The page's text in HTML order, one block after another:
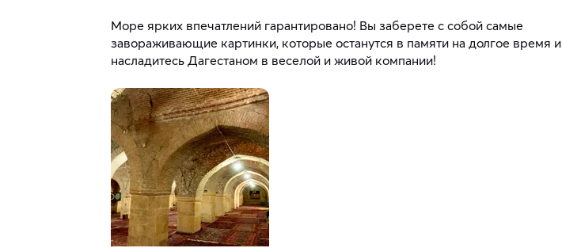
Море ярких впечатлений гарантировано! Вы заберете с собой самые
завораживающие картинки, которые останутся в памяти на долгое время и
насладитесь Дагестаном в веселой и живой компании!